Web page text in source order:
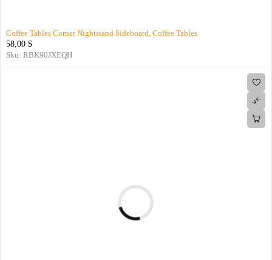
Coffee Tables Corner Nightstand Sideboard, Coffee Tables
58,00 $
Sku: RBK90JXEQH